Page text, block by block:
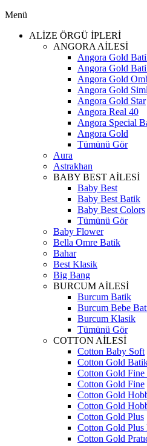
Menü
ALİZE ÖRGÜ İPLERİ
ANGORA AİLESİ
Angora Gold
Angora Gold
Angora Gold
Angora Gold
Angora Gold Star
Angora Real 40
Angora Special
Angora Gold
Tümünü Gör
Aura
Astrakhan
BABY BEST AİLESİ
Baby Best
Baby Best Batik
Baby Best Colors
Tümünü Gör
Baby Flower
Bella Omre Batik
Bahar
Best Klasik
Big Bang
BURCUM AİLESİ
Burcum Batik
Burcum Bebe
Burcum Klasik
Tümünü Gör
COTTON AİLESİ
Cotton Baby Soft
Cotton Gold
Cotton Gold Fine
Cotton Gold Fine
Cotton Gold
Cotton Gold
Cotton Gold Plus
Cotton Gold
Cotton Gold